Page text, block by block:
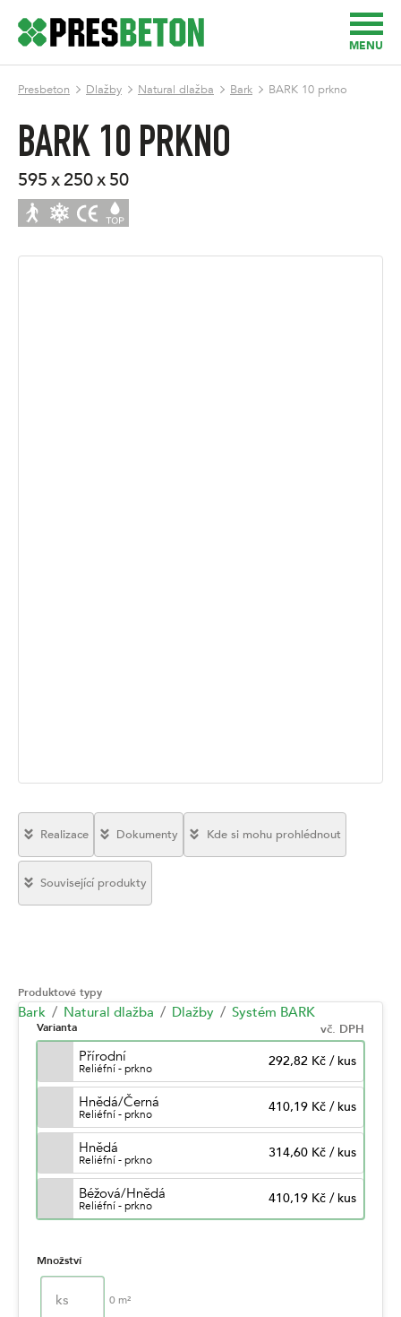
MENU
Presbeton Dlažby Natural dlažba Bark BARK 10 prkno
BARK 10 PRKNO
595 x 250 x 50
Produktové typy
Bark Natural dlažba Dlažby Systém BARK
Varianta vč. DPH
Přírodní
Reliéfní - prkno 292,82 Kč / kus
Hnědá/Černá
Reliéfní - prkno 410,19 Kč / kus
Hnědá
Reliéfní - prkno 314,60 Kč / kus
Béžová/Hnědá
Reliéfní - prkno 410,19 Kč / kus
Množství
ks 0 m²
Realizace Dokumenty Kde si mohu prohlédnout
Související produkty